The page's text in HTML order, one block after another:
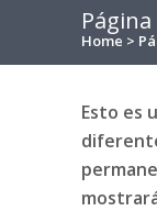
Home >
Esto es